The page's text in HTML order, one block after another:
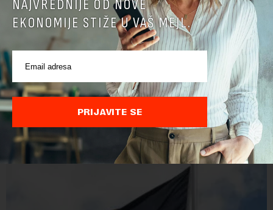
POVEZANI SADRŽAJI
NAJVREDNIJE OD NOVE
EKONOMIJE STIŽE U VAŠ MEJL.
PRIJAVITE SE